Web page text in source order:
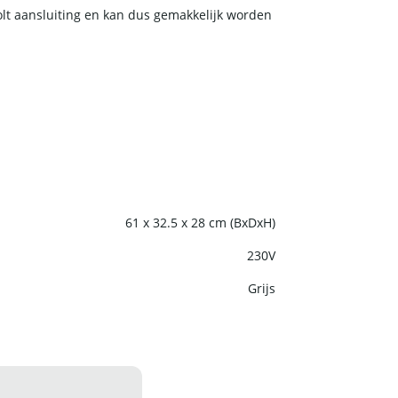
aansluiting en kan dus gemakkelijk worden
61 x 32.5 x 28 cm (BxDxH)
230V
Grijs